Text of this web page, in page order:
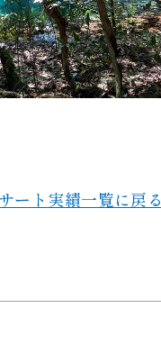
ート実績一覧に戻る